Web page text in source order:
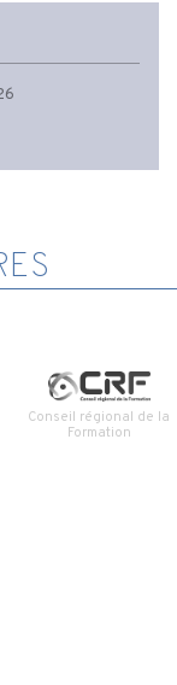
Conseil régional de la
Formation